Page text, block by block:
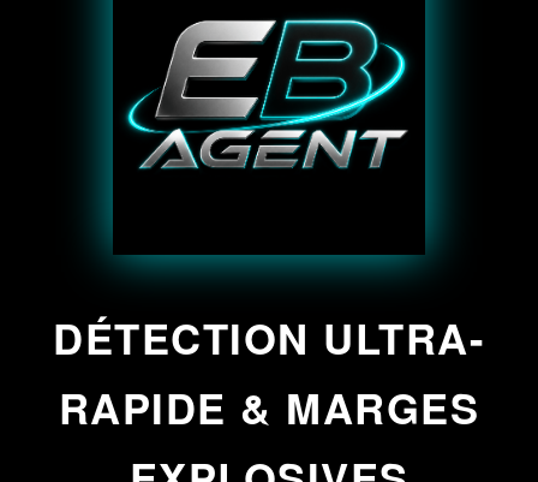
DÉTECTION ULTRA-
RAPIDE & MARGES